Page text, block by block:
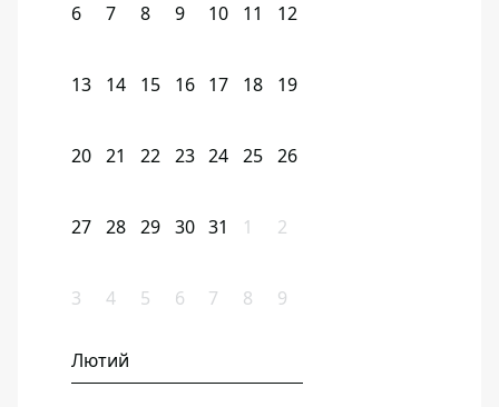
6 7 8 9 10 11 12
13 14 15 16 17 18 19
20 21 22 23 24 25 26
27 28 29 30 31 1 2
3 4 5 6 7 8 9
Лютий